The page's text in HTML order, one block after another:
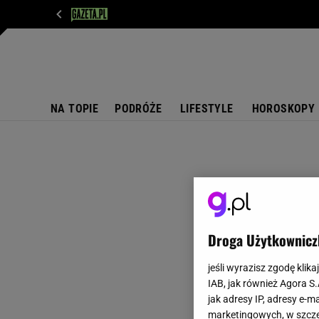
NA TOPIE PODRÓŻE LIFESTYLE HOROSKOPY
Droga
jeśli wyrazisz zgodę
IAB, jak również Agora
jak adresy IP, adresy e-
marketingowych, w